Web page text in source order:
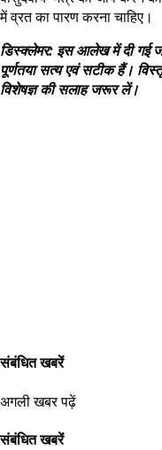
में व्रत का पारण करना चाहिए।
डिस्क्लेमर: इस आलेख में दी गई
पूर्णतया सत्य एवं सटीक हैं।
विशेषज्ञ की सलाह जरूर लें।
संबंधित खबरें
अगली खबर पढ़ें
संबंधित खबरें